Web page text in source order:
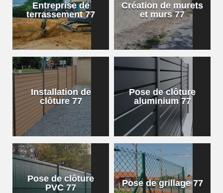
Entreprise de
terrassement 77
Création de murets
et murs 77
Installation de
clôture 77
Pose de clôture
aluminium 77
Pose de clôture
PVC 77
Pose de grillage 77